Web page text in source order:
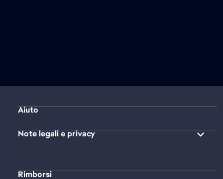
Aiuto
Note legali e privacy
Rimborsi